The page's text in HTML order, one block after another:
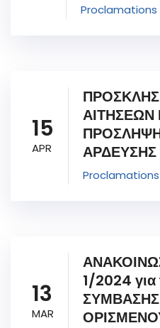
Proclamations
15
APR
ΑΙΤΗΣΕΩΝ
ΑΡΔΕΥΣΗΣ
Proclamations
13
MAR
1/2024
ΣΥΜΒΑΣΗΣ